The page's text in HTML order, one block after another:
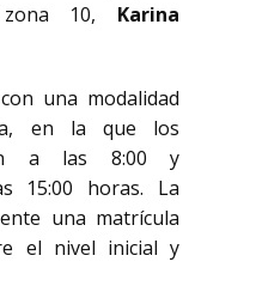
10, Karina
una modalidad
en la que los
a las 8:00 y
15:00 horas. La
una matrícula
el nivel inicial y